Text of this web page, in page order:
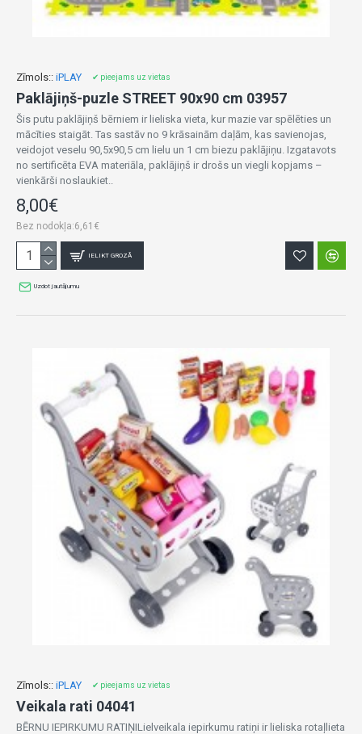
Zīmols:: iPLAY ✔ pieejams uz vietas
Paklājiņš-puzle STREET 90x90 cm 03957
Šis putu paklājiņš bērniem ir lieliska vieta, kur mazie var spēlēties un
mācīties staigāt. Tas sastāv no 9 krāsainām daļām, kas savienojas,
veidojot veselu 90,5x90,5 cm lielu un 1 cm biezu paklājiņu. Izgatavots
no sertificēta EVA materiāla, paklājiņš ir drošs un viegli kopjams –
vienkārši noslaukiet..
8,00€
Bez nodokļa:6,61€
IELIKT GROZĀ
Uzdot jautājumu
Zīmols:: iPLAY ✔ pieejams uz vietas
Veikala rati 04041
BĒRNU IEPIRKUMU RATIŅILielveikala iepirkumu ratiņi ir lieliska rotaļlieta